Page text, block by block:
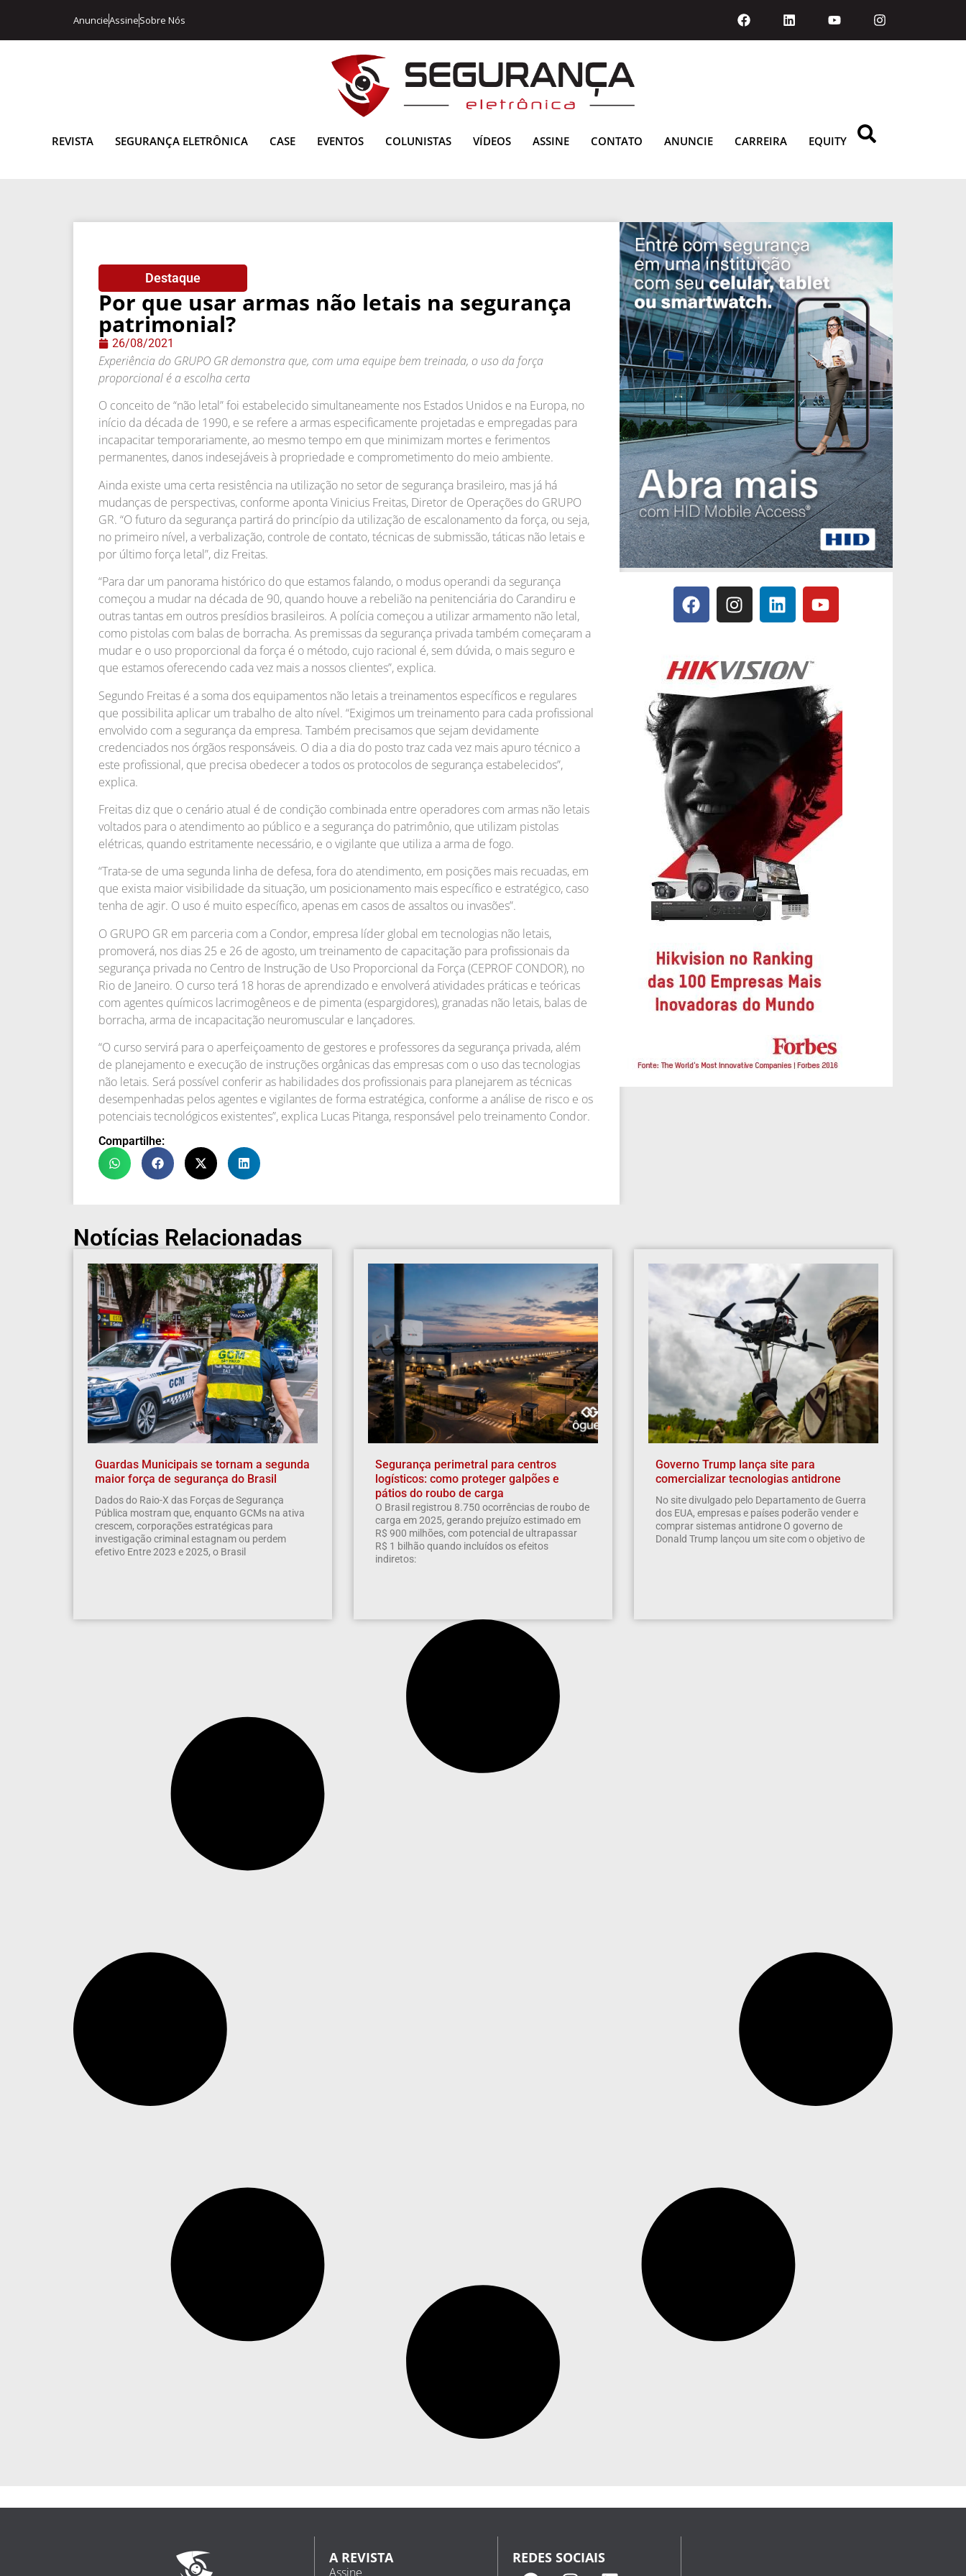
AnuncieAssineSobre Nós
REVISTA SEGURANÇA ELETRÔNICA CASE EVENTOS COLUNISTAS VÍDEOS ASSINE CONTATO ANUNCIE CARREIRA EQUITY
Destaque
Por que usar armas não letais na segurança
patrimonial?
26/08/2021
Experiência do GRUPO GR demonstra que, com uma equipe bem treinada, o uso da força
proporcional é a escolha certa
O conceito de “não letal” foi estabelecido simultaneamente nos Estados Unidos e na Europa, no
início da década de 1990, e se refere a armas especificamente projetadas e empregadas para
incapacitar temporariamente, ao mesmo tempo em que minimizam mortes e ferimentos
permanentes, danos indesejáveis à propriedade e comprometimento do meio ambiente.
Ainda existe uma certa resistência na utilização no setor de segurança brasileiro, mas já há
mudanças de perspectivas, conforme aponta Vinicius Freitas, Diretor de Operações do GRUPO
GR. “O futuro da segurança partirá do princípio da utilização de escalonamento da força, ou seja,
no primeiro nível, a verbalização, controle de contato, técnicas de submissão, táticas não letais e
por último força letal”, diz Freitas.
“Para dar um panorama histórico do que estamos falando, o modus operandi da segurança
começou a mudar na década de 90, quando houve a rebelião na penitenciária do Carandiru e
outras tantas em outros presídios brasileiros. A polícia começou a utilizar armamento não letal,
como pistolas com balas de borracha. As premissas da segurança privada também começaram a
mudar e o uso proporcional da força é o método, cujo racional é, sem dúvida, o mais seguro e
que estamos oferecendo cada vez mais a nossos clientes”, explica.
Segundo Freitas é a soma dos equipamentos não letais a treinamentos específicos e regulares
que possibilita aplicar um trabalho de alto nível. “Exigimos um treinamento para cada profissional
envolvido com a segurança da empresa. Também precisamos que sejam devidamente
credenciados nos órgãos responsáveis. O dia a dia do posto traz cada vez mais apuro técnico a
este profissional, que precisa obedecer a todos os protocolos de segurança estabelecidos”,
explica.
Freitas diz que o cenário atual é de condição combinada entre operadores com armas não letais
voltados para o atendimento ao público e a segurança do patrimônio, que utilizam pistolas
elétricas, quando estritamente necessário, e o vigilante que utiliza a arma de fogo.
“Trata-se de uma segunda linha de defesa, fora do atendimento, em posições mais recuadas, em
que exista maior visibilidade da situação, um posicionamento mais específico e estratégico, caso
tenha de agir. O uso é muito específico, apenas em casos de assaltos ou invasões”.
O GRUPO GR em parceria com a Condor, empresa líder global em tecnologias não letais,
promoverá, nos dias 25 e 26 de agosto, um treinamento de capacitação para profissionais da
segurança privada no Centro de Instrução de Uso Proporcional da Força (CEPROF CONDOR), no
Rio de Janeiro. O curso terá 18 horas de aprendizado e envolverá atividades práticas e teóricas
com agentes químicos lacrimogêneos e de pimenta (espargidores), granadas não letais, balas de
borracha, arma de incapacitação neuromuscular e lançadores.
“O curso servirá para o aperfeiçoamento de gestores e professores da segurança privada, além
de planejamento e execução de instruções orgânicas das empresas com o uso das tecnologias
não letais. Será possível conferir as habilidades dos profissionais para planejarem as técnicas
desempenhadas pelos agentes e vigilantes de forma estratégica, conforme a análise de risco e os
potenciais tecnológicos existentes”, explica Lucas Pitanga, responsável pelo treinamento Condor.
Compartilhe:
Notícias Relacionadas
Guardas Municipais se tornam a segunda
maior força de segurança do Brasil
Dados do Raio-X das Forças de Segurança
Pública mostram que, enquanto GCMs na ativa
crescem, corporações estratégicas para
investigação criminal estagnam ou perdem
efetivo Entre 2023 e 2025, o Brasil
Segurança perimetral para centros
logísticos: como proteger galpões e
pátios do roubo de carga
O Brasil registrou 8.750 ocorrências de roubo de
carga em 2025, gerando prejuízo estimado em
R$ 900 milhões, com potencial de ultrapassar
R$ 1 bilhão quando incluídos os efeitos
indiretos:
Governo Trump lança site para
comercializar tecnologias antidrone
No site divulgado pelo Departamento de Guerra
dos EUA, empresas e países poderão vender e
comprar sistemas antidrone O governo de
Donald Trump lançou um site com o objetivo de
A REVISTA
Assine
REDES SOCIAIS